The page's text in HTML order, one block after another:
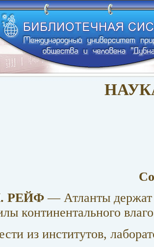
РЕЙФ— Атланты
континентального
из институтов,